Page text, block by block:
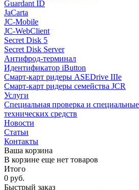
Guardant ID
JaCarta
JC-Mobile
JC-WebClient
Secret Disk 5
Secret Disk Server
Антифрод-терминал
Идентификатор iButton
Смарт-карт ридеры ASEDrive IIIe
Смарт-карт ридеры семейства JCR
Услуги
Специальная проверка и
технических средств
Новости
Статьи
Контакты
Ваша корзина
В корзине еще нет товаров
Итого
0 руб.
Быстрый заказ